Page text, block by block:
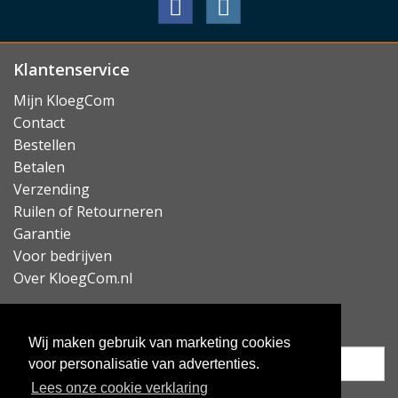
Wij maken gebruik van marketing cookies
voor personalisatie van advertenties.
Lees onze cookie verklaring
ring, microvezel voering én polycarbonaat shell
gemaakt van gerecycled metaal
Past uw iPhone 16 Pro Max perfect
De Mujjo Full Leather Case is specifiek voor de iPhone
16 Pro Max ontworpen en past dan ook als gegoten.
De case houdt daarbij rekening met alle knopjes,
connectoren en de camera's. Het hoesje is ook
compatible met
beschreven ook volledig compatible met MagSafe.
Klantenservice
Mijn KloegCom
Contact
Bestellen
Betalen
Verzending
Ruilen of Retourneren
Garantie
Voor bedrijven
Over KloegCom.nl